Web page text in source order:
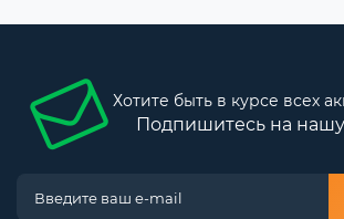
Хотите быть в курсе всех
Подпишитесь на